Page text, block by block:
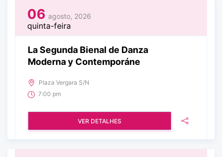
06 agosto, 2026
quinta-feira
La Segunda Bienal de Danza
Moderna y Contemporáne
Plaza Vergara S/N
7:00 pm
VER DETALHES